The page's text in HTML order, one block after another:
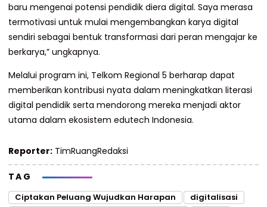
baru mengenai potensi pendidik diera digital. Saya merasa
termotivasi untuk mulai mengembangkan karya digital
sendiri sebagai bentuk transformasi dari peran mengajar ke
berkarya,” ungkapnya.
Melalui program ini, Telkom Regional 5 berharap dapat
memberikan kontribusi nyata dalam meningkatkan literasi
digital pendidik serta mendorong mereka menjadi aktor
utama dalam ekosistem edutech Indonesia.
Reporter: TimRuangRedaksi
TAG
Ciptakan Peluang Wujudkan Harapan digitalisasi